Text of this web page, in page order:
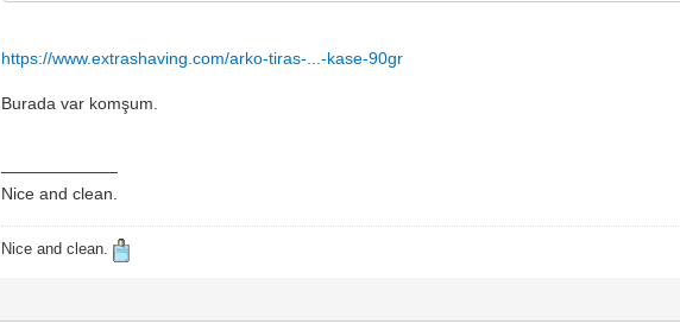
https://www.extrashaving.com/arko-tiras-...-kase-90gr
Burada var komşum.
———————
Nice and clean.
Nice and clean.